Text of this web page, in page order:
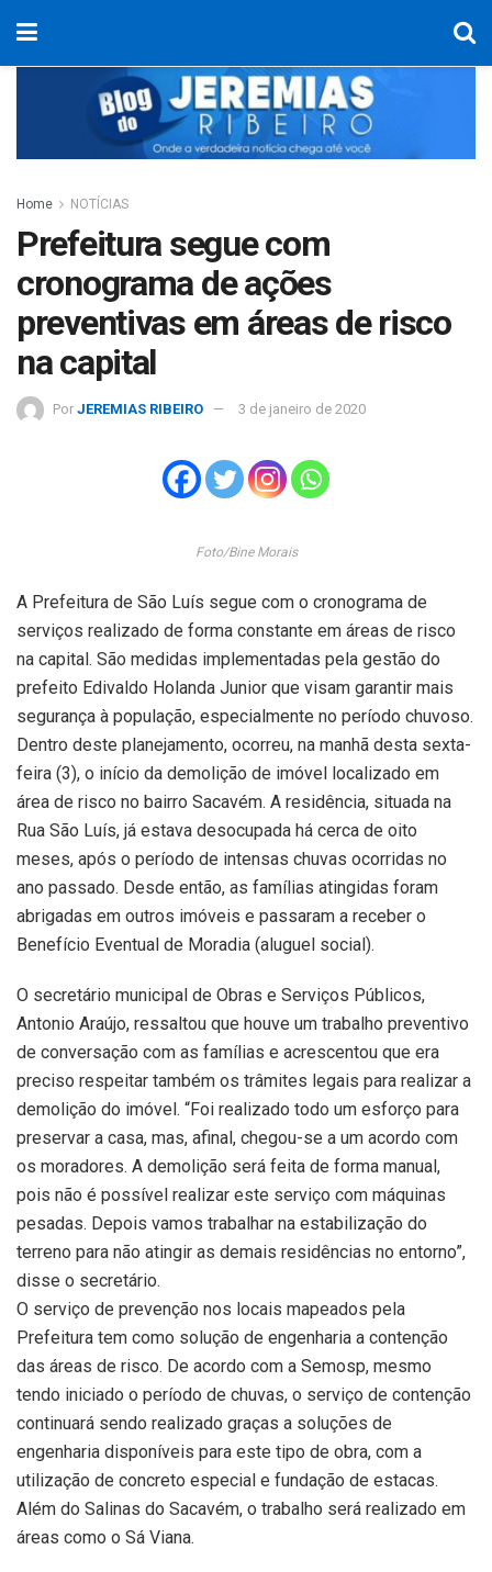
Home NOTÍCIAS
Prefeitura segue com
cronograma de ações
preventivas em áreas de risco
na capital
Por JEREMIAS RIBEIRO 3 de janeiro de 2020
Foto/Bine Morais
A Prefeitura de São Luís segue com o cronograma de
serviços realizado de forma constante em áreas de risco
na capital. São medidas implementadas pela gestão do
prefeito Edivaldo Holanda Junior que visam garantir mais
segurança à população, especialmente no período chuvoso.
Dentro deste planejamento, ocorreu, na manhã desta sexta-
feira (3), o início da demolição de imóvel localizado em
área de risco no bairro Sacavém. A residência, situada na
Rua São Luís, já estava desocupada há cerca de oito
meses, após o período de intensas chuvas ocorridas no
ano passado. Desde então, as famílias atingidas foram
abrigadas em outros imóveis e passaram a receber o
Benefício Eventual de Moradia (aluguel social).
O secretário municipal de Obras e Serviços Públicos,
Antonio Araújo, ressaltou que houve um trabalho preventivo
de conversação com as famílias e acrescentou que era
preciso respeitar também os trâmites legais para realizar a
demolição do imóvel. “Foi realizado todo um esforço para
preservar a casa, mas, afinal, chegou-se a um acordo com
os moradores. A demolição será feita de forma manual,
pois não é possível realizar este serviço com máquinas
pesadas. Depois vamos trabalhar na estabilização do
terreno para não atingir as demais residências no entorno”,
disse o secretário.
O serviço de prevenção nos locais mapeados pela
Prefeitura tem como solução de engenharia a contenção
das áreas de risco. De acordo com a Semosp, mesmo
tendo iniciado o período de chuvas, o serviço de contenção
continuará sendo realizado graças a soluções de
engenharia disponíveis para este tipo de obra, com a
utilização de concreto especial e fundação de estacas.
Além do Salinas do Sacavém, o trabalho será realizado em
áreas como o Sá Viana.